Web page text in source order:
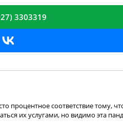
3303319
процентное соответствие тому,
их услугами, но видимо эта